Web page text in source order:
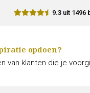
9.3 uit
opdoen?
van klanten die je